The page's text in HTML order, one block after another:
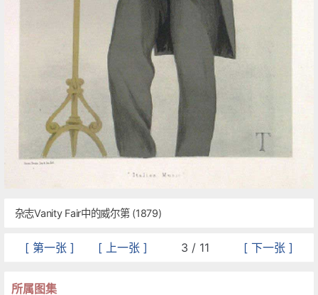
杂志Vanity Fair中的威尔第 (1879)
[ 第一张 ] [ 上一张 ] 3 / 11 [ 下一张 ]
所属图集